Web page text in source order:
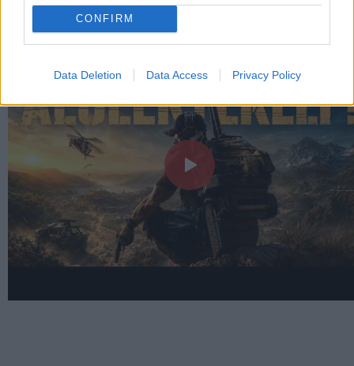
CONFIRM
Data Deletion Data Access Privacy Policy
LEGFRISSEBB VIDEÓNK